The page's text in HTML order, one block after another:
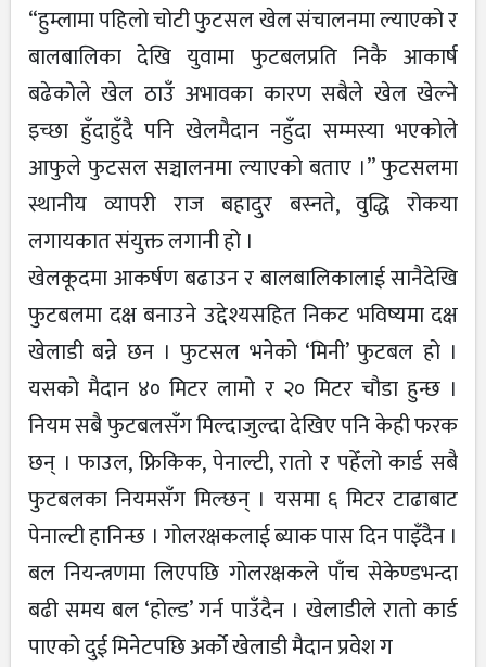
“हुम्लामा पहिलो चोटी फुटसल खेल संचालनमा ल्याएको र
बालबालिका देखि युवामा फुटबलप्रति निकै आकार्ष
बढेकोले खेल ठाउँ अभावका कारण सबैले खेल खेल्ने
इच्छा हुँदाहुँदै पनि खेलमैदान नहुँदा सम्मस्या भएकोले
आफुले फुटसल सञ्चालनमा ल्याएको बताए ।” फुटसलमा
स्थानीय व्यापरी राज बहादुर बस्नते, वुद्धि रोकया
लगायकात संयुक्त लगानी हो ।
खेलकूदमा आकर्षण बढाउन र बालबालिकालाई सानैदेखि
फुटबलमा दक्ष बनाउने उद्देश्यसहित निकट भविष्यमा दक्ष
खेलाडी बन्ने छन । फुटसल भनेको ‘मिनी’ फुटबल हो ।
यसको मैदान ४० मिटर लामो र २० मिटर चौडा हुन्छ ।
नियम सबै फुटबलसँग मिल्दाजुल्दा देखिए पनि केही फरक
छन् । फाउल, फ्रिकिक, पेनाल्टी, रातो र पहेँलो कार्ड सबै
फुटबलका नियमसँग मिल्छन् । यसमा ६ मिटर टाढाबाट
पेनाल्टी हानिन्छ । गोलरक्षकलाई ब्याक पास दिन पाइँदैन ।
बल नियन्त्रणमा लिएपछि गोलरक्षकले पाँच सेकेण्डभन्दा
बढी समय बल ‘होल्ड’ गर्न पाउँदैन । खेलाडीले रातो कार्ड
पाएको दुई मिनेटपछि अर्को खेलाडी मैदान प्रवेश ग